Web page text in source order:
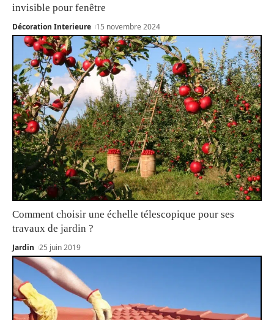
invisible pour fenêtre
Décoration Interieure 15 novembre 2024
Comment choisir une échelle télescopique pour ses
travaux de jardin ?
Jardin 25 juin 2019